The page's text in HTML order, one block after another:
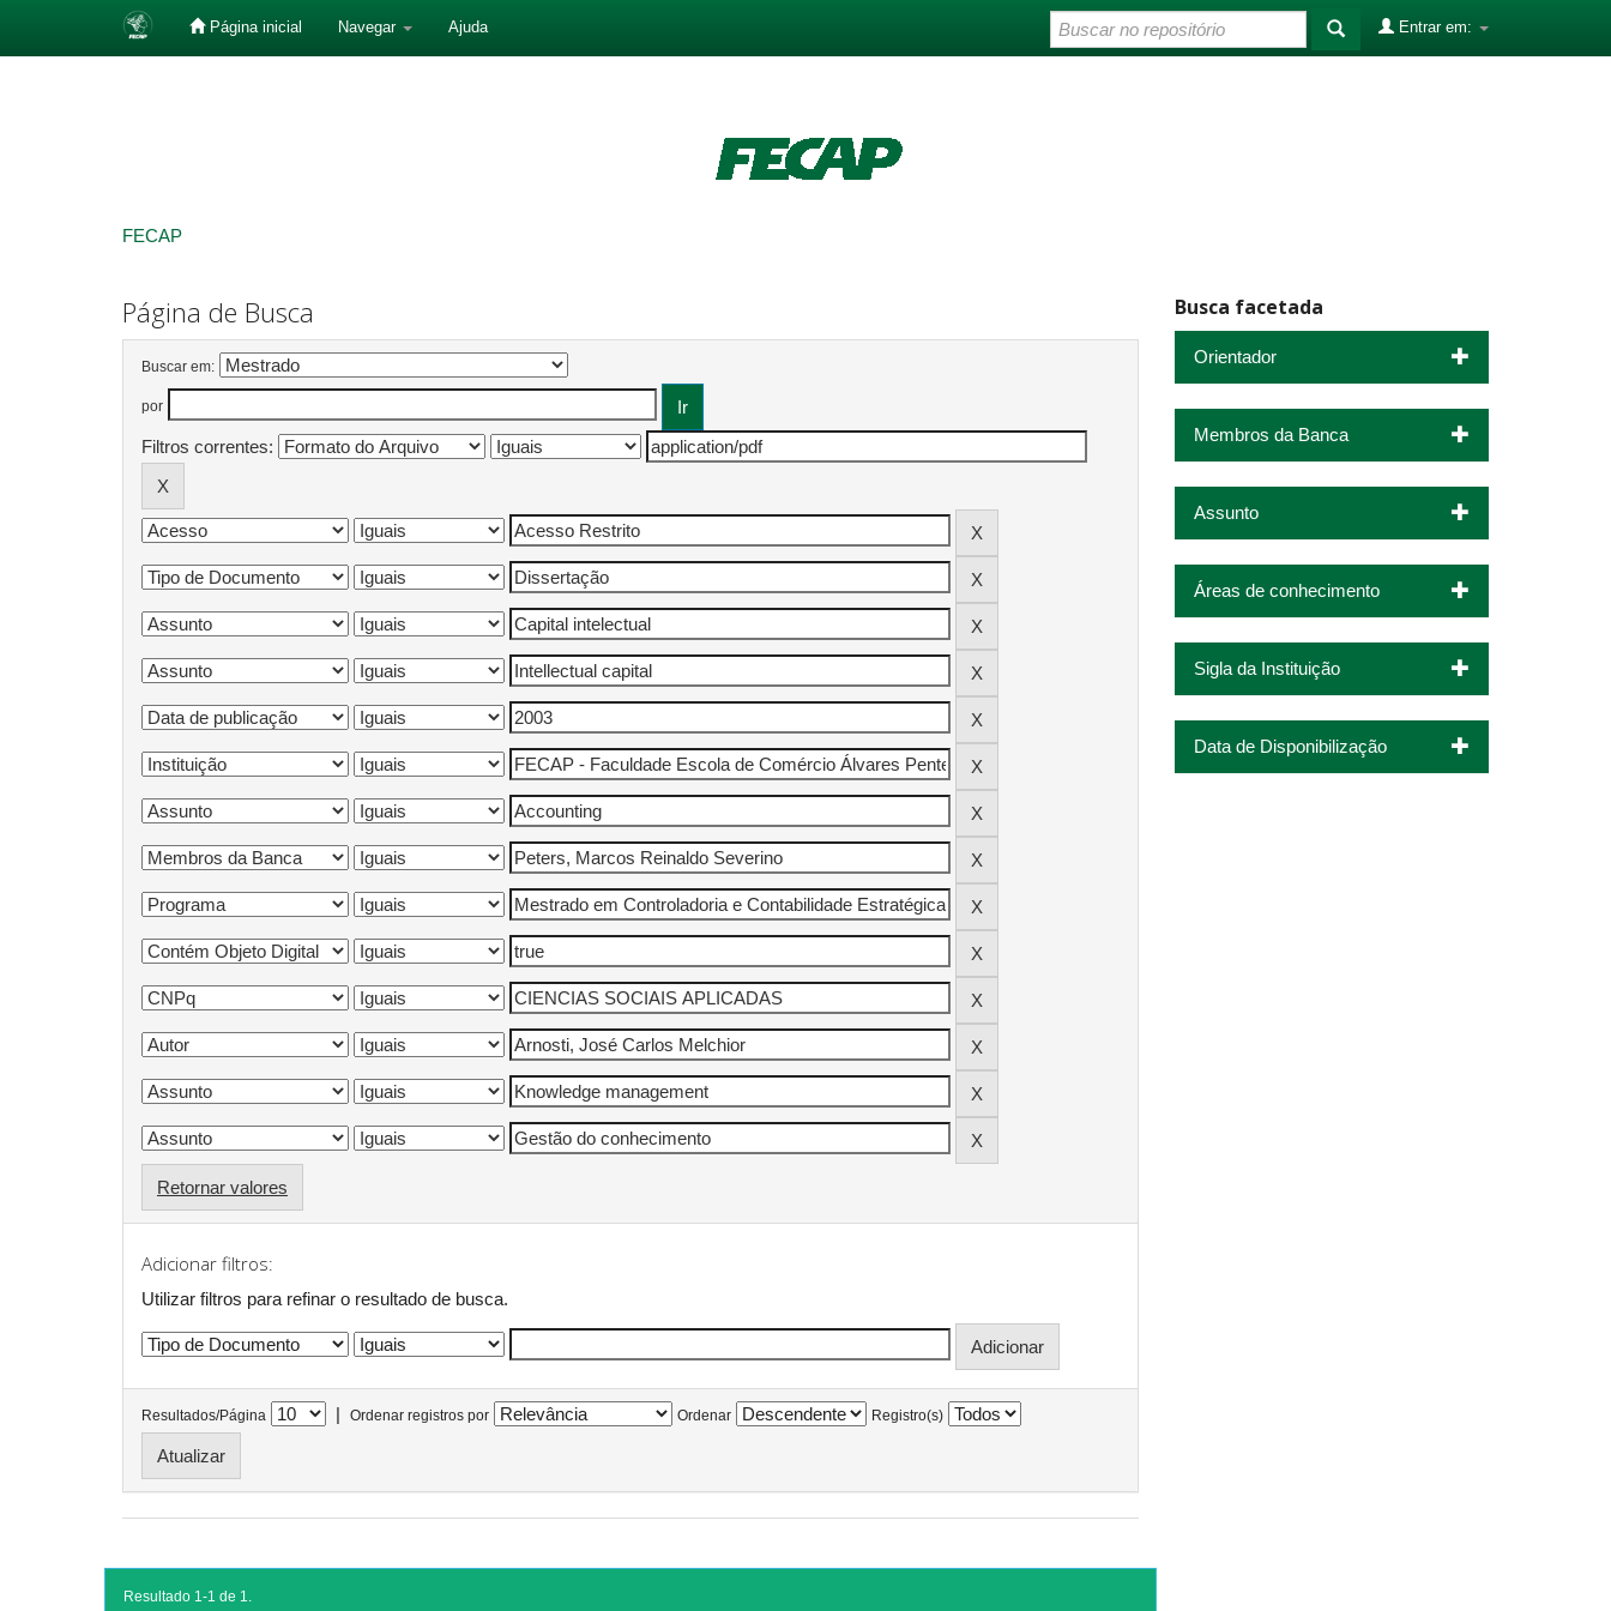
Página inicial Navegar Ajuda Entrar em:
FECAP
Página de Busca
Buscar em:
por
Filtros correntes:
Retornar valores
Adicionar filtros:
Utilizar filtros para refinar o resultado de busca.
Resultados/Página | Ordenar registros por Ordenar Registro(s)
Resultado 1-1 de 1.
Busca facetada
Orientador
Membros da Banca
Assunto
Áreas de conhecimento
Sigla da Instituição
Data de Disponibilização